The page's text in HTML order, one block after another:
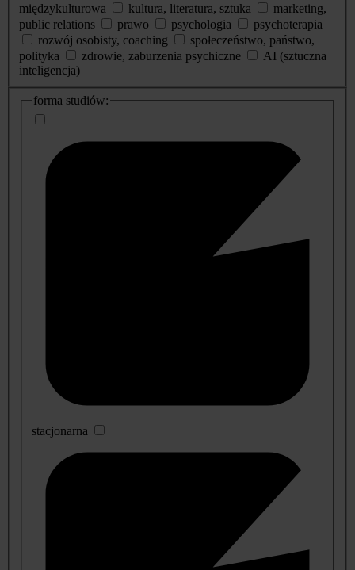
międzykulturowa
kultura, literatura, sztuka
marketing,
public relations
prawo psychologia
psychoterapia
rozwój osobisty, coaching
społeczeństwo, państwo,
polityka
zdrowie, zaburzenia psychiczne
AI (sztuczna
inteligencja)
dodatkowe
informacje
forma studiów:
stacjonarna